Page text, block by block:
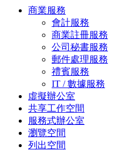
商業服務
會計服務
商業註冊服務
公司秘書服務
郵件處理服務
禮賓服務
IT / 數據服務
虛擬辦公室
共享工作空間
服務式辦公室
瀏覽空間
列出空間